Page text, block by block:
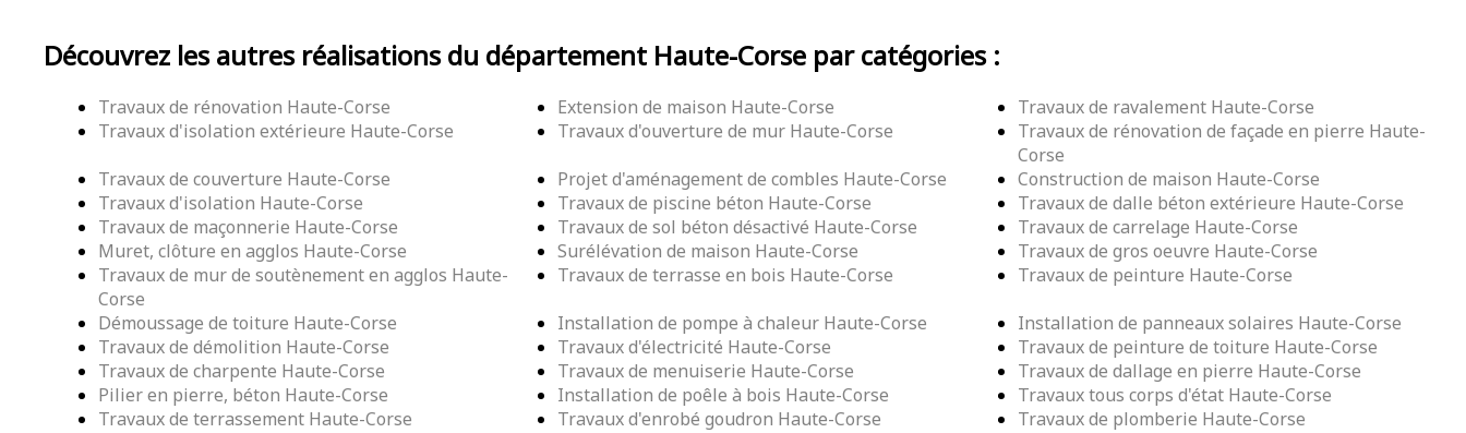
Découvrez les autres réalisations du département Haute-Corse par catégories :
Travaux de rénovation Haute-Corse Extension de maison Haute-Corse
Travaux de ravalement Haute-Corse
Travaux d'isolation extérieure Haute-Corse
Travaux d'ouverture de mur Haute-Corse
Travaux de rénovation de façade en pierre Haute-
Corse
Travaux de couverture Haute-Corse
Projet d'aménagement de combles Haute-Corse
Construction de maison Haute-Corse
Travaux d'isolation Haute-Corse
Travaux de piscine béton Haute-Corse
Travaux de dalle béton extérieure Haute-Corse
Travaux de maçonnerie Haute-Corse
Travaux de sol béton désactivé Haute-Corse
Travaux de carrelage Haute-Corse
Muret, clôture en agglos Haute-Corse
Surélévation de maison Haute-Corse
Travaux de gros oeuvre Haute-Corse
Travaux de mur de soutènement en agglos Haute-
Corse
Travaux de terrasse en bois Haute-Corse
Travaux de peinture Haute-Corse
Démoussage de toiture Haute-Corse
Installation de pompe à chaleur Haute-Corse
Installation de panneaux solaires Haute-Corse
Travaux de démolition Haute-Corse
Travaux d'électricité Haute-Corse
Travaux de peinture de toiture Haute-Corse
Travaux de charpente Haute-Corse
Travaux de menuiserie Haute-Corse
Travaux de dallage en pierre Haute-Corse
Pilier en pierre, béton Haute-Corse
Installation de poêle à bois Haute-Corse
Travaux tous corps d'état Haute-Corse
Travaux de terrassement Haute-Corse
Travaux d'enrobé goudron Haute-Corse Travaux de plomberie Haute-Corse